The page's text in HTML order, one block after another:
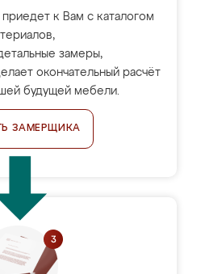
к Вам с каталогом
замеры,
окончательный расчёт
будущей мебели.
ЗАМЕРЩИКА